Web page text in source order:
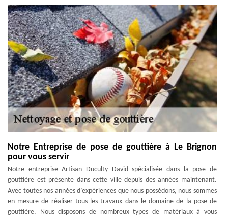
Notre Entreprise de pose de gouttière à Le Brignon
pour vous servir
Notre entreprise Artisan Duculty David spécialisée dans la pose de
gouttière est présente dans cette ville depuis des années maintenant.
Avec toutes nos années d’expériences que nous possédons, nous sommes
en mesure de réaliser tous les travaux dans le domaine de la pose de
gouttière. Nous disposons de nombreux types de matériaux à vous